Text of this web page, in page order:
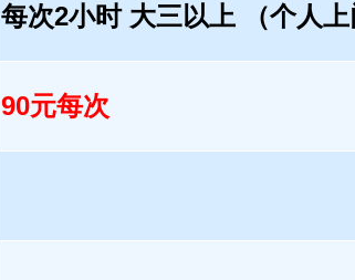
每次2小时 大三以上 （个人上
90元每次